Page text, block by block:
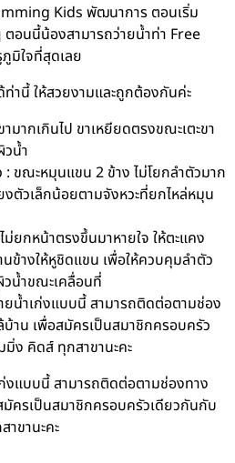
Kids พัฒนาการ ตอนเริ่ม
อนนี้น้องสามารถว่ายน้ำท่า Free
มิใจที่สุดเลย
ท่านี้ ให้สวยงามและถูกต้องกันค่ะ
ามากเกินไป ขาเหยียดตรงขณะเตะขา
น้ำ
ขณะหมุนแขน 2 ข้าง ไม่โยกลำตัวมาก
งตัวเล็กน้อยตามจังหวะที่ยกไหล่หมุน
ยกหน้าตรงขึ้นมาหายใจ ให้ตะแคง
ข้างให้หูชิดแขน เพื่อให้ควบคุมลำตัว
วน้ำขณะเคลื่อนที่
น้ำเก่งแบบนี้ สามารถติดต่อตามช่อง
าน เพื่อสมัครเป็นสมาชิกครอบครัว
มิ่ง คิดส์ ทุกสาขานะคะ
งแบบนี้ สามารถติดต่อตามช่องทาง
ครเป็นสมาชิกครอบครัวเดียวกันกับ
ขานะคะ